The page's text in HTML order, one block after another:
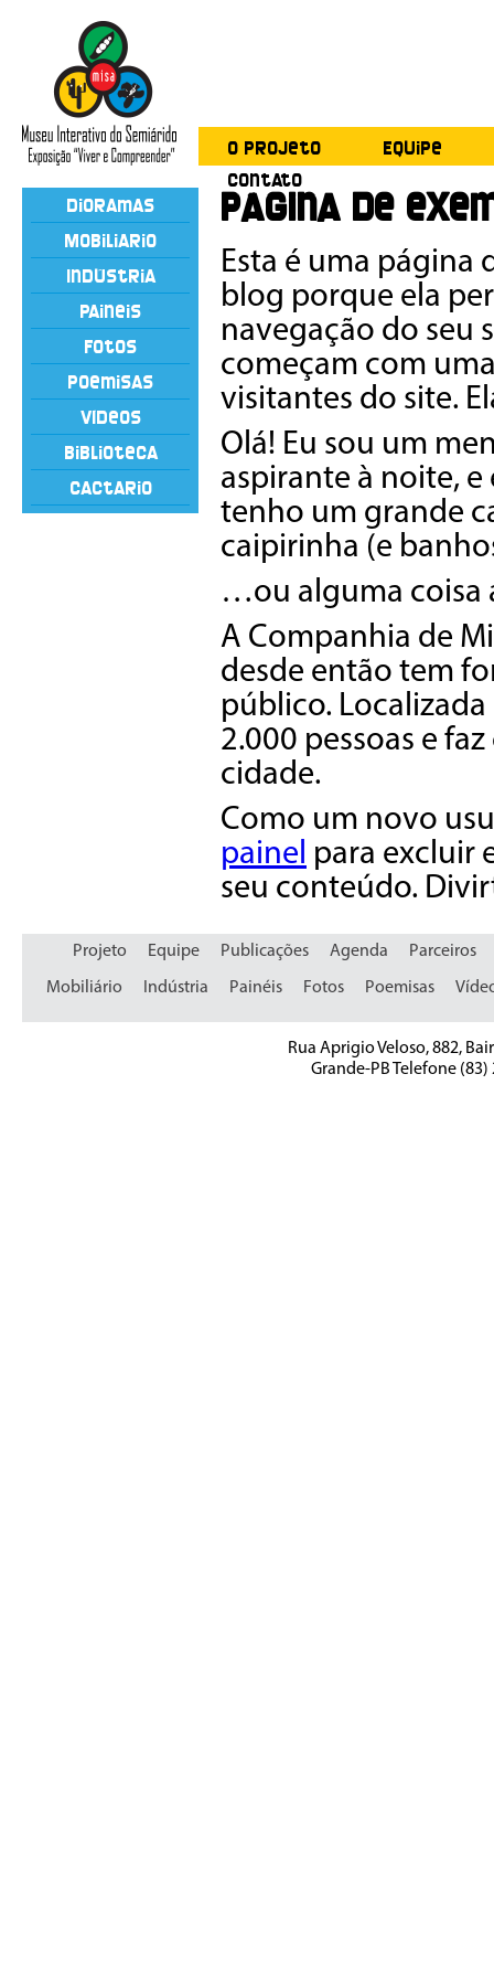
O Projeto
Equipe
Contato
Dioramas
Mobiliário
Indústria
Painéis
Fotos
Poemisas
Vídeos
Biblioteca
Cactário
Página de
Esta é uma página
blog porque ela
navegação do seu
começam com
visitantes do site.
Olá! Eu sou um
aspirante à noite, e
tenho um grande
caipirinha (e
…ou alguma coisa
A Companhia de
desde então tem
público. Localizada
2.000 pessoas e
cidade.
Como um novo
painel para excluir
seu conteúdo.
Projeto Equipe Publicações Agenda Parceiros
Mobiliário Indústria Painéis Fotos Poemisas
Rua Aprigio Veloso, 882,
Grande-PB Telefone